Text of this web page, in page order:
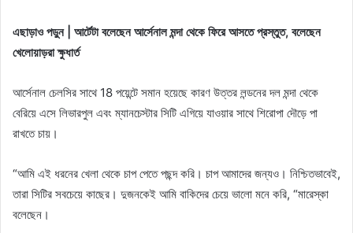
এছাড়াও পড়ুন | আর্টেটা বলেছেন আর্সেনাল মন্দা থেকে ফিরে আসতে প্রস্তুত, বলেছেন
খেলোয়াড়রা ক্ষুধার্ত
আর্সেনাল চেলসির সাথে 18 পয়েন্টে সমান হয়েছে কারণ উত্তর লন্ডনের দল মন্দা থেকে
বেরিয়ে এসে লিভারপুল এবং ম্যানচেস্টার সিটি এগিয়ে যাওয়ার সাথে শিরোপা দৌড়ে পা
রাখতে চায়।
“আমি এই ধরনের খেলা থেকে চাপ পেতে পছন্দ করি। চাপ আমাদের জন্যও। নিশ্চিতভাবেই,
তারা সিটির সবচেয়ে কাছের। দুজনকেই আমি বাকিদের চেয়ে ভালো মনে করি, “মারেস্কা
বলেছেন।